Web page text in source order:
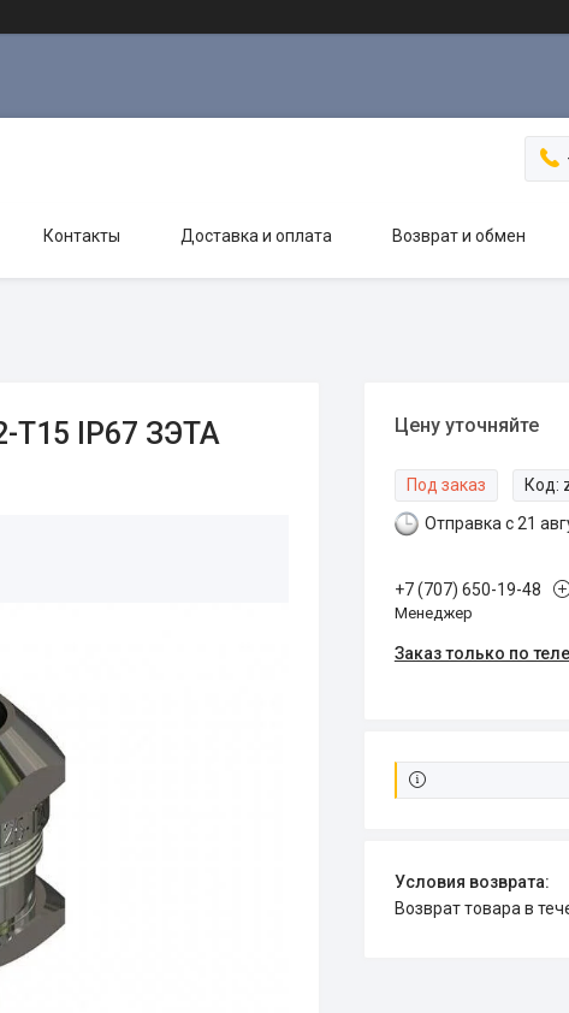
Контакты Доставка и оплата Возврат и обмен
Т15 IP67 ЗЭТА Цену уточняйте
Под заказ Код:
Отправка с 21
+7 (707) 650-19-48
Менеджер
Заказ только по
возврат товара в